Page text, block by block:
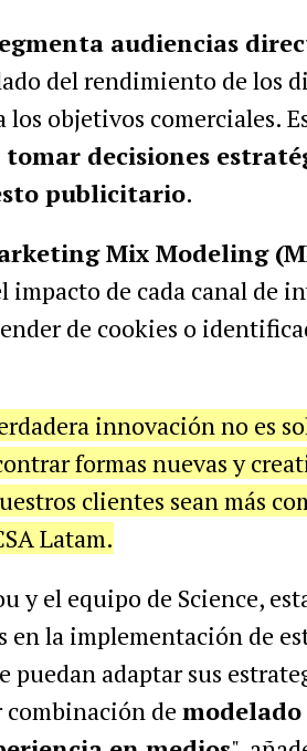
audiencias
del rendimiento de los
objetivos comerciales.
decisiones
publicitario.
Mix Modeling
de cada canal de
de cookies o
innovación no es
formas nuevas y
clientes sean más
Latam.
y el equipo de Science,
en la implementación de
puedan adaptar sus
de